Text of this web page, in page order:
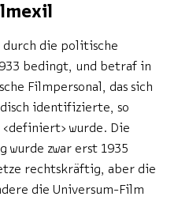
durch die politische
bedingt, und betraf in
Filmpersonal, das sich
identifizierte, so
‹definiert› wurde. Die
wurde zwar erst 1935
rechtskräftig, aber die
die Universum-Film